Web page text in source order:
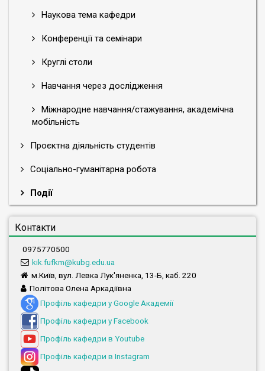
Наукова тема кафедри
Конференції та семінари
Круглі столи
Навчання через дослідження
Міжнародне навчання/стажування, академічна
мобільність
Проєктна діяльність студентів
Соціально-гуманітарна робота
Події
Контакти
0975770500
kik.fufkm@kubg.edu.ua
м.Київ, вул. Левка Лук'яненка, 13-Б, каб. 220
Політова Олена Аркадіївна
Профіль кафедри у Google Академії
Профіль кафедри у Facebook
Профіль кафедри в Youtube
Профіль кафедри в Instagram